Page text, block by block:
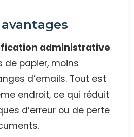
administrative
de papier, moins
d’emails. Tout est
endroit, ce qui réduit
d’erreur ou de perte